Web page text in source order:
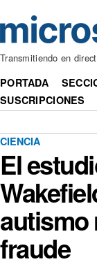
Transmitiendo en
PORTADA
SUSCRIPCIONES
CIENCIA
El
autismo
fraude